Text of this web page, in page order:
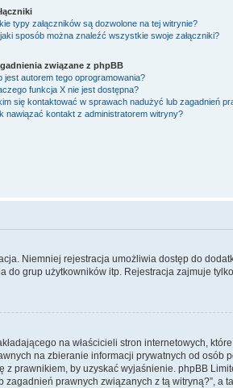
typy załączników są dozwolone na tej witrynie?
sposób można znaleźć wszystkie swoje załączniki?
związane z phpBB
jest autorem tego oprogramowania?
funkcja X nie jest dostępna?
się kontaktować w sprawach nadużyć lub zagadnień
nawiązać kontakt z administratorem witryny?
Niemniej rejestracja umożliwia dostęp do
grup użytkowników itp. Rejestracja zajmuje
na właścicieli stron internetowych,
na zbieranie informacji prywatnych od osób
prawnikiem, by uzyskać wyjaśnienie. phpBB
prawnych związanych z tą witryną?”, a